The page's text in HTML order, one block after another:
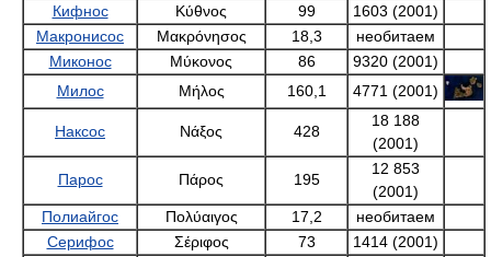
Миконос
Μύκονος
Милос
Μήλος
160,1
Наксос
Νάξος
Парос
Πάρος
Серифос
Σέριφος
Сифнос
Σίφνος
Тинос
Τήνος